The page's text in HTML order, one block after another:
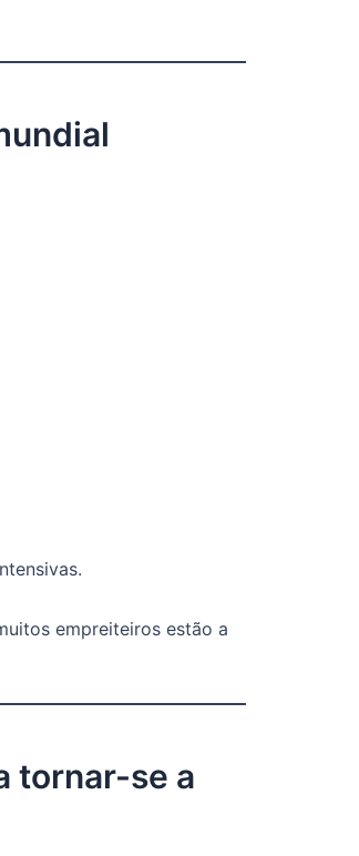
empreiteiros estão a
tornar-se a